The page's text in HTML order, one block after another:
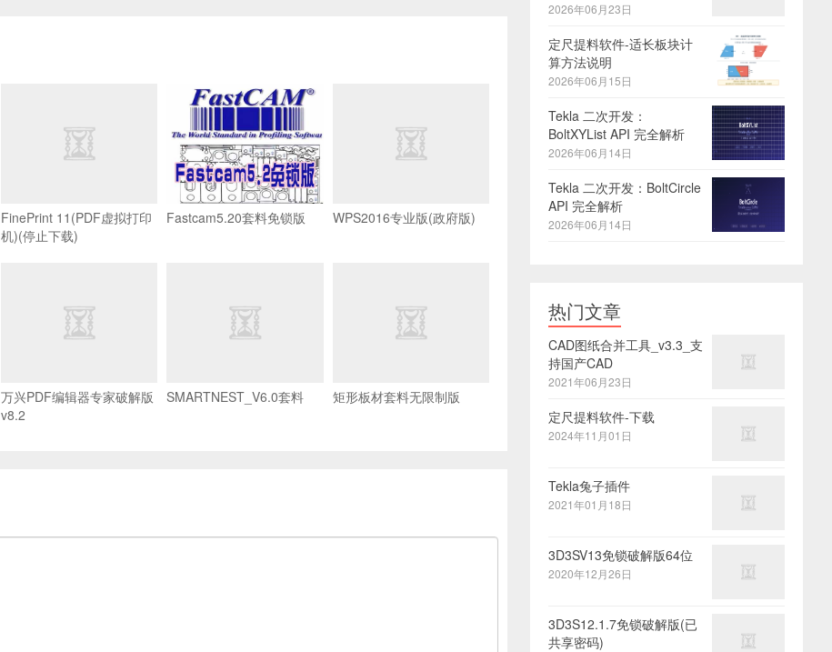
FinePrint 11(PDF虚拟打印
机)(停止下载)
Fastcam5.20套料免锁版 WPS2016专业版(政府版)
万兴PDF编辑器专家破解版
v8.2
SMARTNEST_V6.0套料 矩形板材套料无限制版
2026年06月23日
定尺提料软件-适长板块计
算方法说明
2026年06月15日
Tekla 二次开发：
BoltXYList API 完全解析
2026年06月14日
Tekla 二次开发：BoltCircle
API 完全解析
2026年06月14日
热门文章
CAD图纸合并工具_v3.3_支
持国产CAD
2021年06月23日
定尺提料软件-下载
2024年11月01日
Tekla兔子插件
2021年01月18日
3D3SV13免锁破解版64位
2020年12月26日
3D3S12.1.7免锁破解版(已
共享密码)